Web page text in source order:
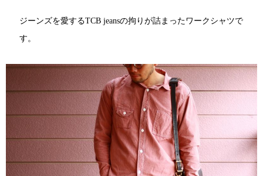
ジーンズを愛するTCB jeansの拘りが詰まったワークシャツで
す。